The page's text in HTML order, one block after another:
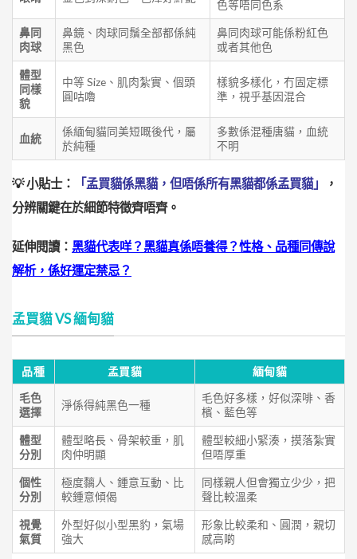
色等唔同色系
鼻同
肉球
鼻鏡、肉球同鬚全部都係純
黑色
鼻同肉球可能係粉紅色
或者其他色
體型
同樣
貌
中等 Size、肌肉紮實、個頭
圓咕嚕
樣貌多樣化，冇固定標
準，視乎基因混合
血統
係緬甸貓同美短嘅後代，屬
於純種
多數係混種唐貓，血統
不明
💡 小貼士： 「孟買貓係黑貓，但唔係所有黑貓都係孟買貓」
，
分辨關鍵在於細節特徵齊唔齊。
延伸閱讀： 黑貓代表咩？黑貓真係唔養得？性格、品種同傳說
解析，係好運定禁忌？
孟買貓 VS 緬甸貓
品種 孟買貓
緬甸貓
毛色
選擇
淨係得純黑色一種
毛色好多樣，好似深啡、香
檳、藍色等
體型
分別
體型略長、骨架較重，肌
肉仲明顯
體型較細小緊湊，摸落紮實
但唔厚重
個性
分別
極度黐人、鍾意互動、比
較鍾意傾偈
同樣親人但會獨立少少，把
聲比較溫柔
視覺
氣質
外型好似小型黑豹，氣場
強大
形象比較柔和、圓潤，親切
感高啲